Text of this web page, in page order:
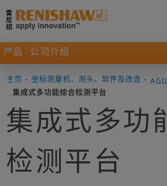
产品 公司介绍
主页 - 坐标测量机、测头、软件及改造 -
集成式多功能综合检测平台​
集成式多功
检测平台​